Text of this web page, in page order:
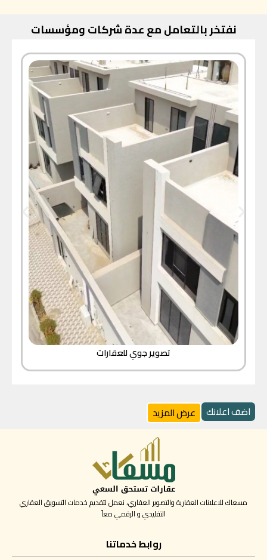
نفتخر بالتعامل مع عدة شركات ومؤسسات
تصوير جوي للعقارات
اضف اعلانك عرض المزيد
مسعاك للاعلانات العقارية والتصوير العقاري، نعمل لتقديم خدمات التسويق العقاري
التقليدي و الرقمي معاً
روابط خدماتنا